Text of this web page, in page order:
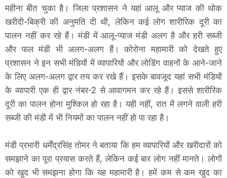
महीना बीत चुका है। जिला प्रशासन ने यहां आलू और प्याज की थोक
खरीदी-बिक्री की अनुमति दी थी, लेकिन कई लोग शारीरिक दूरी का
पालन नहीं कर रहे हैं। मंडी में आलू-प्याज मंडी अलग है और हरी सब्जी
और फल मंडी भी अलग-अलग हैं। कोरोना महामारी को देखते हुए
प्रशासन ने इन सभी मंडियों में व्यापारियों और लोडिंग वाहनों के आने-जाने
के लिए अलग-अलग द्वार तय कर रखे हैं। इसके बावजूद यहां सभी मंडियों
के व्यापारी एक ही द्वार नंबर-2 से आवागमन कर रहे हैं। इससे शारीरिक
दूरी का पालन होना मुश्किल हो रहा है। यही नहीं, रात में लगने वाली हरी
सब्जी की मंडी में भी नियमों का पालन नहीं हो पा रहा है।
मंडी प्रभारी धर्मेंद्रसिंह तोमर ने बताया कि हम व्यापारियों और खरीदारों को
समझाने का पूरा प्रयास करते हैं, लेकिन कई बार लोग नहीं मानते। लोगों
को खुद भी समझना होगा कि यह महामारी है। हमें कम से कम खुद का